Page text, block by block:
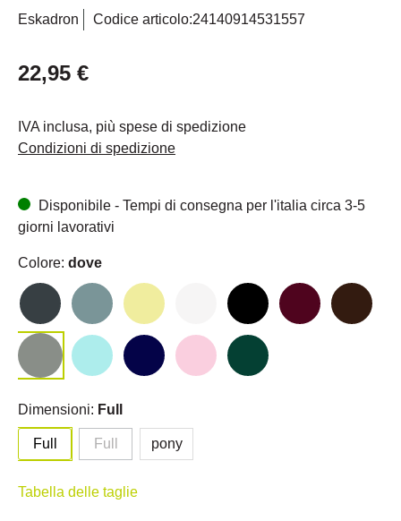
Eskadron Codice articolo:24140914531557
22,95 €
IVA inclusa, più spese di spedizione
Condizioni di spedizione
Disponibile - Tempi di consegna per l'italia circa 3-5
giorni lavorativi
Colore: dove
Dimensioni: Full
Full Full pony
Tabella delle taglie